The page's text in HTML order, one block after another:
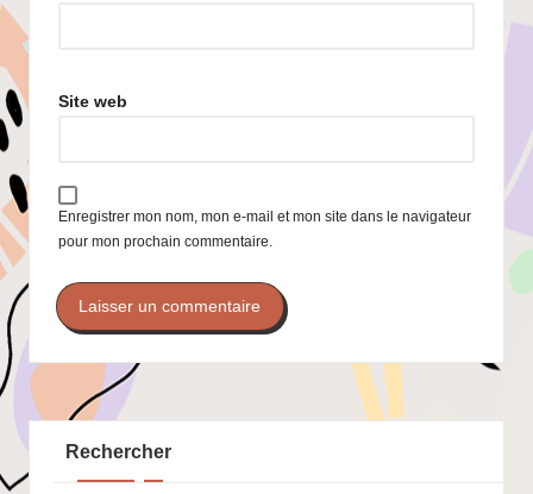
Site web
Enregistrer mon nom, mon e-mail et mon site dans le navigateur
pour mon prochain commentaire.
Rechercher